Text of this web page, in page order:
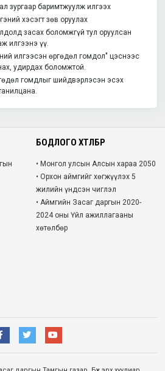
зургаар баримтжуулж илгээх
хэсэгт зөв оруулах
засах боломжгүй тул оруулсан
илгээнэ үү.
илгээсэн өргөдөл гомдол" цэснээс
удирдах боломжтой.
гомдлыг шийдвэрлэсэн эсэх
БОДЛОГО ХӨТӨЛБӨР
• Монгол улсын Алсын хараа 2050
• Орхон аймгийг хөгжүүлэх 5
жилийн үндсэн чиглэл
• Аймгийн Засаг даргын 2020-
2024 оны Үйл ажиллагааны
хөтөлбөр